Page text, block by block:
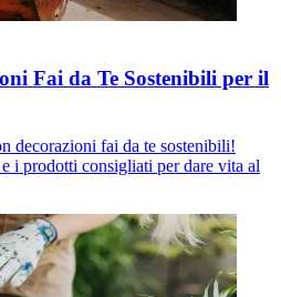
Fai da Te Sostenibili per il
decorazioni fai da te sostenibili!
i prodotti consigliati per dare vita al